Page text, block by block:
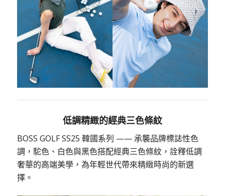
低調精緻的經典三色條紋
BOSS GOLF SS25 韓國系列 —— 承襲品牌標誌性色
調，駝色、白色與黑色搭配經典三色條紋，詮釋低調
奢華的高端美學，為年輕世代帶來精緻時尚的新選
擇。